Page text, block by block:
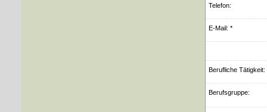
Telefon:
E-Mail: *
Berufliche Tätigkeit:
Berufsgruppe: